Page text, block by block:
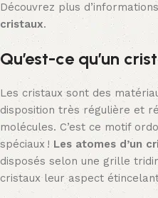
Découvrez plus
cristaux.
Qu’est-ce qu’un
Les cristaux sont des
disposition très régulière et
molécules. C’est ce motif
spéciaux !Les atomes d’un
disposés selon une grille
cristaux leur aspect